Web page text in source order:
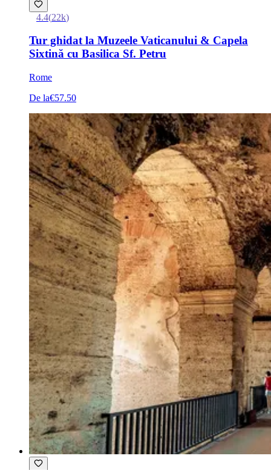
4.4(22k)
Tur ghidat la Muzeele Vaticanului & Capela
Sixtină cu Basilica Sf. Petru
Rome
De la€57.50